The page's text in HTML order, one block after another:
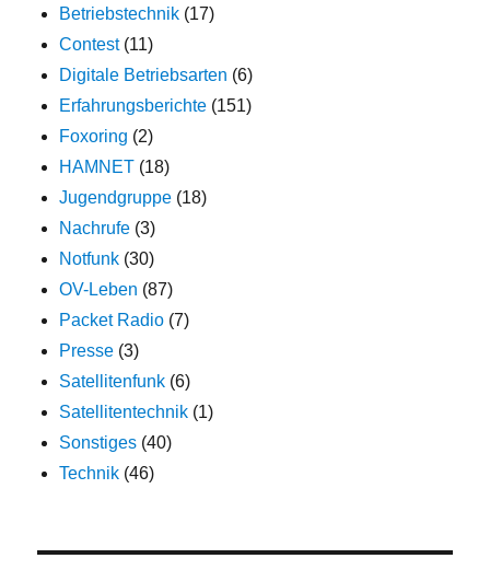
Betriebstechnik (17)
Contest(11)
Digitale Betriebsarten (6)
Erfahrungsberichte (151)
Foxoring (2)
HAMNET (18)
Jugendgruppe (18)
Nachrufe (3)
Notfunk (30)
OV-Leben (87)
Packet Radio (7)
Presse (3)
Satellitenfunk (6)
Satellitentechnik (1)
Sonstiges (40)
Technik (46)